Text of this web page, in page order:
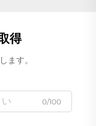
得
ます。
0/100